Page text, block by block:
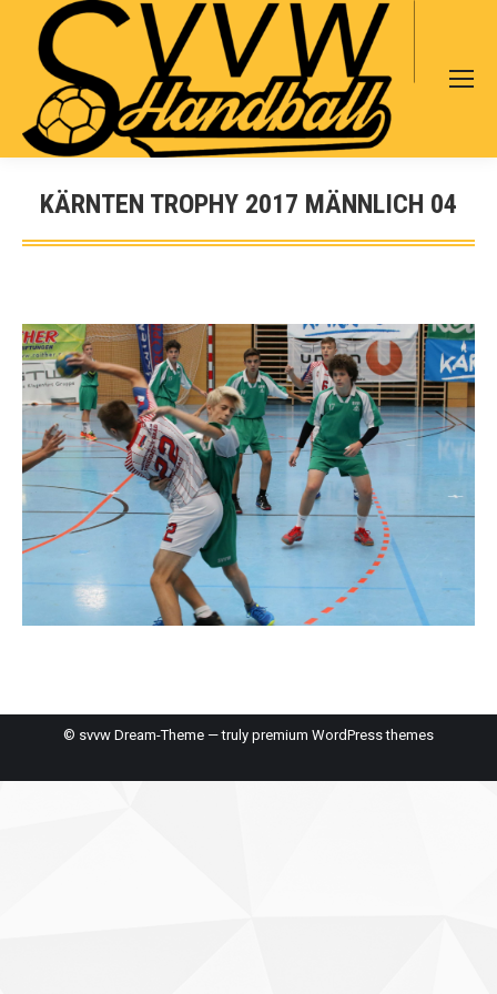
Search:
KÄRNTEN TROPHY 2017 MÄNNLICH 04
Sie befinden sich hier:
© svvw Dream-Theme — truly premium WordPress themes